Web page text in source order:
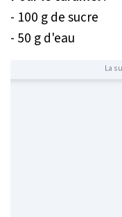
- 100 g de sucre
- 50 g d'eau
La